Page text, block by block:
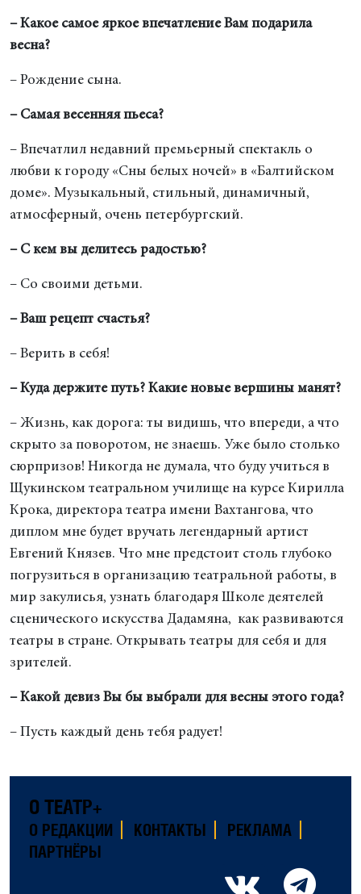
– Какое самое яркое впечатление Вам подарила
весна?
– Рождение сына.
– Самая весенняя пьеса?
– Впечатлил недавний премьерный спектакль о
любви к городу «Сны белых ночей» в «Балтийском
доме». Музыкальный, стильный, динамичный,
атмосферный, очень петербургский.
– С кем вы делитесь радостью?
– Со своими детьми.
– Ваш рецепт счастья?
– Верить в себя!
– Куда держите путь? Какие новые вершины манят?
– Жизнь, как дорога: ты видишь, что впереди, а что
скрыто за поворотом, не знаешь. Уже было столько
сюрпризов! Никогда не думала, что буду учиться в
Щукинском театральном училище на курсе Кирилла
Крока, директора театра имени Вахтангова, что
диплом мне будет вручать легендарный артист
Евгений Князев. Что мне предстоит столь глубоко
погрузиться в организацию театральной работы, в
мир закулисья, узнать благодаря Школе деятелей
сценического искусства Дадамяна, как развиваются
театры в стране. Открывать театры для себя и для
зрителей.
– Какой девиз Вы бы выбрали для весны этого года?
– Пусть каждый день тебя радует!
О ТЕАТР+
О РЕДАКЦИИ КОНТАКТЫ
РЕКЛАМА
ПАРТНЁРЫ